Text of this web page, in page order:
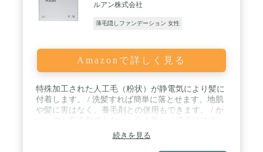
ルアン株式会社
薄毛隠しファンデーション 女性
Amazonで詳しく見る
特殊加工された人工毛（粉状）が静電気により髪に
付着します。 / 洗髪すれば簡単に落とせます。地肌
や髪に害はなく、養毛剤との併用もできます。 / か
/ 男性・女性を問わずどなたにもお使いいただけま
す。ナチュラルな仕上がりのブラック。約75回分。
続きを見る